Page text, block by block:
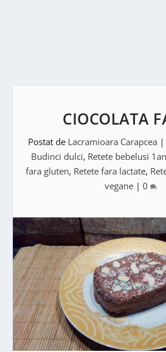
CIOCOLATA
Postat de Lacramioara Carapcea |
Budinci dulci, Retete bebelusi
fara gluten, Retete fara lactate,
vegane | 0